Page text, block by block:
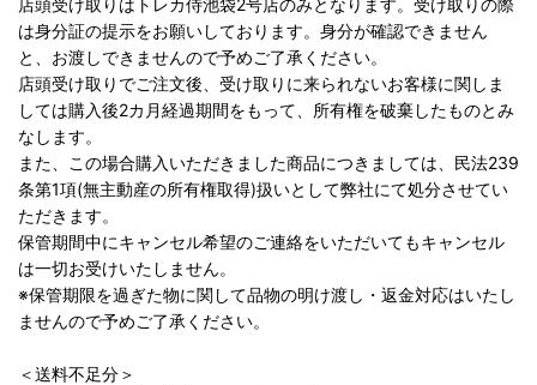
は身分証の提示をお願いしております。身分が確認できません
と、お渡しできませんので予めご了承ください。
店頭受け取りでご注文後、受け取りに来られないお客様に関しま
しては購入後2カ月経過期間をもって、所有権を破棄したものとみ
なします。
また、この場合購入いただきました商品につきましては、民法239
条第1項(無主動産の所有権取得)扱いとして弊社にて処分させてい
ただきます。
保管期間中にキャンセル希望のご連絡をいただいてもキャンセル
は一切お受けいたしません。
※保管期限を過ぎた物に関して品物の明け渡し・返金対応はいたし
ませんので予めご了承ください。
＜送料不足分＞